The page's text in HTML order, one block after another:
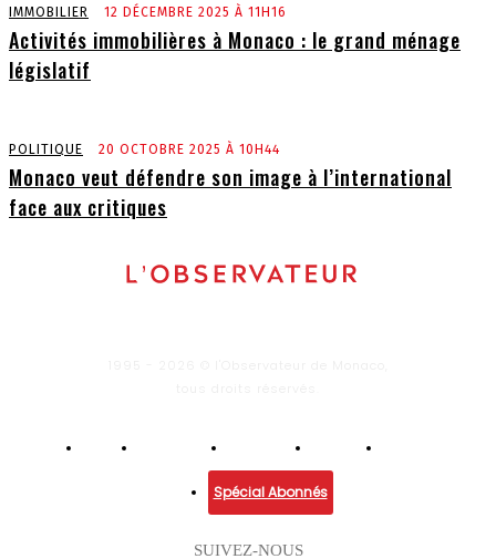
IMMOBILIER 12 DÉCEMBRE 2025 À 11H16
Activités immobilières à Monaco : le grand ménage
législatif
POLITIQUE 20 OCTOBRE 2025 À 10H44
Monaco veut défendre son image à l’international
face aux critiques
Spécial Abonnés
SUIVEZ-NOUS